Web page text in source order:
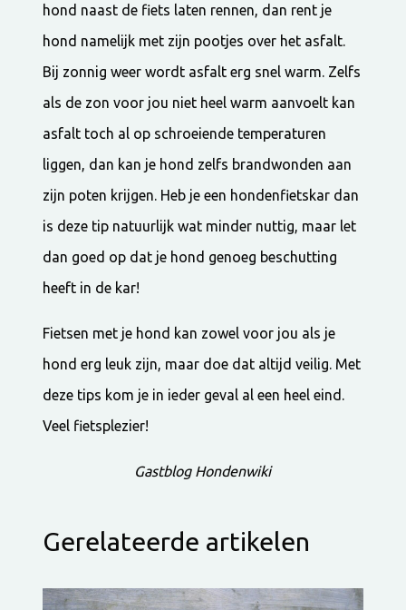
hond naast de fiets laten rennen, dan rent je
hond namelijk met zijn pootjes over het asfalt.
Bij zonnig weer wordt asfalt erg snel warm. Zelfs
als de zon voor jou niet heel warm aanvoelt kan
asfalt toch al op schroeiende temperaturen
liggen, dan kan je hond zelfs brandwonden aan
zijn poten krijgen. Heb je een hondenfietskar dan
is deze tip natuurlijk wat minder nuttig, maar let
dan goed op dat je hond genoeg beschutting
heeft in de kar!
Fietsen met je hond kan zowel voor jou als je
hond erg leuk zijn, maar doe dat altijd veilig. Met
deze tips kom je in ieder geval al een heel eind.
Veel fietsplezier!
Gastblog Hondenwiki
Gerelateerde artikelen